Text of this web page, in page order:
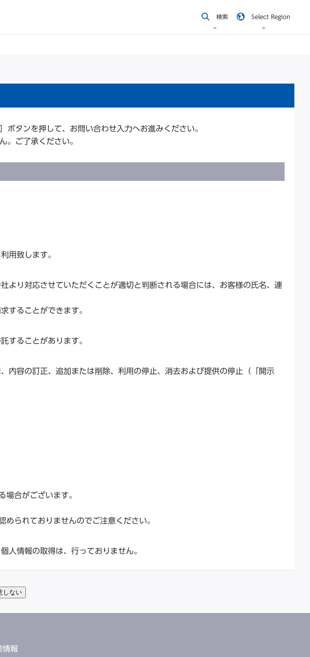
検索 Select Region
タンを押して、お問い合わせ入力へお進みください。
。ご了承ください。
用致します。
より対応させていただくことが適切と判断される場合には、お客様の氏名、連
することができます。
することがあります。
内容の訂正、追加または削除、利用の停止、消去および提供の停止（「開示
場合がございます。
られておりませんのでご注意ください。
人情報の取得は、行っておりません。
しない
情報